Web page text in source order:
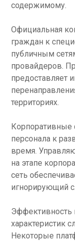
содержимому.
Официальная
граждан к
публичным
провайдеров.
предоставляет
территориях.
Корпоративные
персонала к
время.
на этапе
сеть
игнорирующий
Эффективность
характеристик
Некоторые